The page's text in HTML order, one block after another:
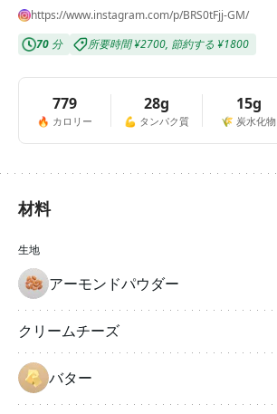
https://www.instagram.com/p/BRS0tFjj-GM/
70 分 所要時間¥2700, 節約する ¥1800
779
🔥 カロリー
28g
💪 タンパク質
15g
🌾 炭水化物
材料
生地
アーモンドパウダー
クリームチーズ
バター